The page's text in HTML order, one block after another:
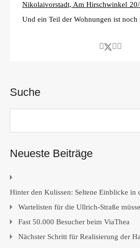
Nikolaivorstadt, Am Hirschwinkel 20/
Und ein Teil der Wohnungen ist
Suche
Neueste Beiträge
Hinter den Kulissen: Seltene Einblicke in
Wartelisten für die Ullrich-Straße
Fast 50.000 Besucher beim ViaThea
Nächster Schritt für Realisierung der